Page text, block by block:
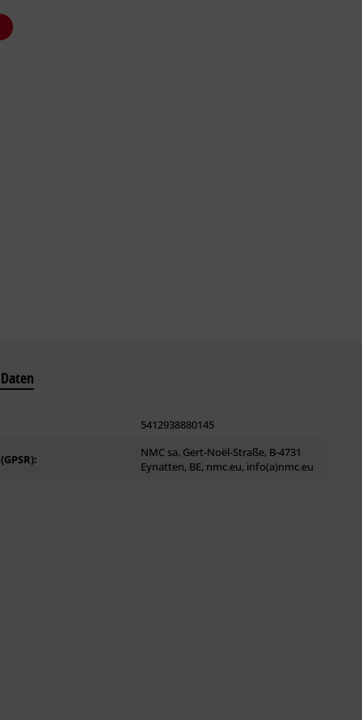
5412938880145
NMC sa, Gert-Noël-Straße, B-4731
Eynatten, BE, nmc.eu, info(a)nmc.eu